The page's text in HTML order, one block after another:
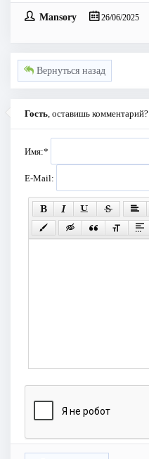
Mansory 26/06/2025
Вернуться назад
Гость, оставишь комментарий?
Имя:*
E-Mail: